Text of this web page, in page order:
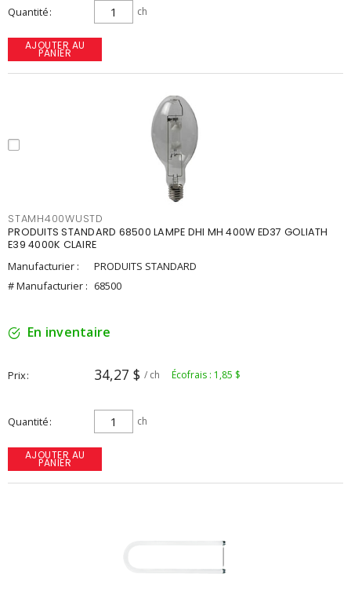
Quantité ch
AJOUTER AU
PANIER
STAMH400WUSTD
PRODUITS STANDARD 68500 LAMPE DHI MH 400W ED37 GOLIATH
E39 4000K CLAIRE
Manufacturier :
PRODUITS STANDARD
# Manufacturier : 68500
En inventaire
Prix 34,27 $ / ch Écofrais : 1,85 $
Quantité ch
AJOUTER AU
PANIER